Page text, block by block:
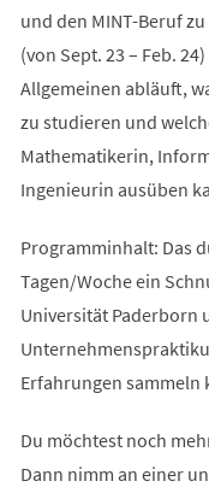
und den MINT-Beruf
(von Sept. 23 – Feb.
Allgemeinen abläuft,
zu studieren und
Mathematikerin,
Ingenieurin ausüben
Programminhalt: Das
Tagen/Woche ein
Universität Paderborn
Erfahrungen sammeln
Du möchtest noch
Dann nimm an einer